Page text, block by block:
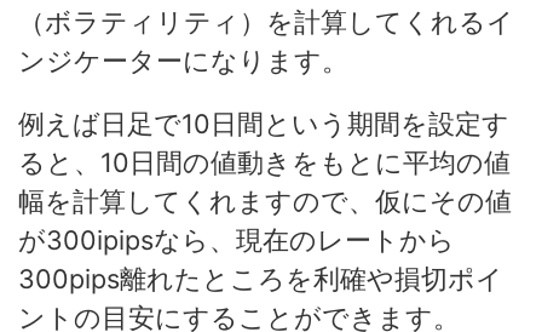
（ボラティリティ）を計算してくれるイ
ンジケーターになります。
例えば日足で10日間という期間を設定す
ると、10日間の値動きをもとに平均の値
幅を計算してくれますので、仮にその値
が300ipipsなら、現在のレートから
300pips離れたところを利確や損切ポイ
ントの目安にすることができます。